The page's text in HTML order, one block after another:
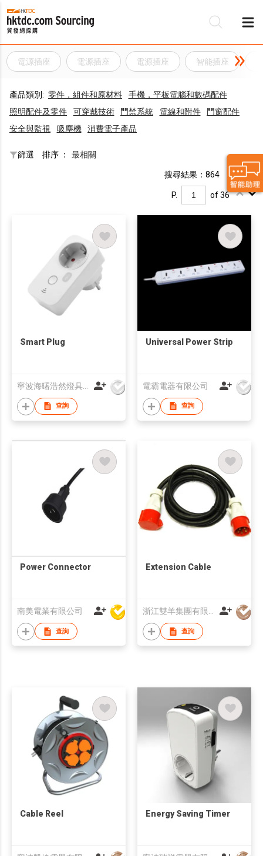
電源插座 電源插座 電源插座 智能插座
產品類別: 零件，組件和原材料
手機，平板電腦和數碼配件
照明配件及零件
可穿戴技術 門禁系統 電線和附件
門窗配件
安全與監視
吸塵機 消費電子產品
篩選 排序 ： 最相關
搜尋結果：864
P. of 36
Smart Plug
寧波海曙浩然燈具有限公司
查詢
Universal Power Strip
電霸電器有限公司
查詢
Power Connector
南美電業有限公司
查詢
Extension Cable
查詢
Cable Reel Energy Saving Timer